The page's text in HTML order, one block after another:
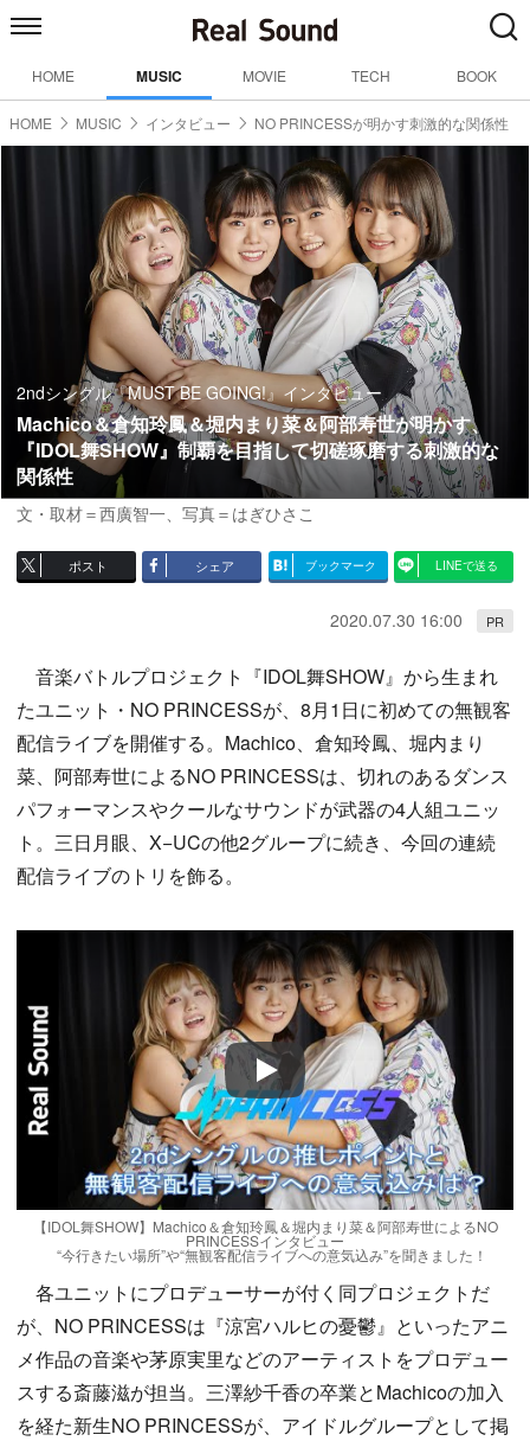
HOME MUSIC MOVIE TECH BOOK
HOME MUSIC インタビュー NO PRINCESSが明かす刺激的な関係性
2ndシングル『MUST BE GOING!』インタビュー
Machico＆倉知玲鳳＆堀内まり菜＆阿部寿世が明かす、
『IDOL舞SHOW』制覇を目指して切磋琢磨する刺激的な
関係性
文・取材＝西廣智一、写真＝はぎひさこ
ポスト シェア ブックマーク LINEで送る
2020.07.30 16:00 PR
音楽バトルプロジェクト『IDOL舞SHOW』から生まれ
たユニット・NO PRINCESSが、8月1日に初めての無観客
配信ライブを開催する。Machico、倉知玲鳳、堀内まり
菜、阿部寿世によるNO PRINCESSは、切れのあるダンス
パフォーマンスやクールなサウンドが武器の4人組ユニッ
ト。三日月眼、X−UCの他2グループに続き、今回の連続
配信ライブのトリを飾る。
Play
【IDOL舞SHOW】Machico＆倉知玲鳳＆堀内まり菜＆阿部寿世によるNO
PRINCESSインタビュー
“今行きたい場所”や“無観客配信ライブへの意気込み”を聞きました！
各ユニットにプロデューサーが付く同プロジェクトだ
が、NO PRINCESSは『涼宮ハルヒの憂鬱』といったアニ
メ作品の音楽や茅原実里などのアーティストをプロデュー
スする斎藤滋が担当。三澤紗千香の卒業とMachicoの加入
を経た新生NO PRINCESSが、アイドルグループとして掲